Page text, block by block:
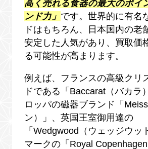
高く売れる食器の最大のポイ
ンド力」 です。世界的に有名
ドはもちろん、日本国内の老
安定した人気があり、買取価
る可能性が高まります。
例えば、フランスの高級クリ
ドである「Baccarat（バカラ
ロッパの磁器ブランド「
ン）」、英国王室御用達の
「Wedgwood（ウェッジウッ
マークの「Royal